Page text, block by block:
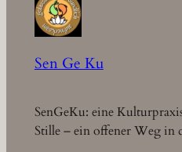
Sen Ge Ku
SenGeKu: eine
Stille – ein offener Weg in